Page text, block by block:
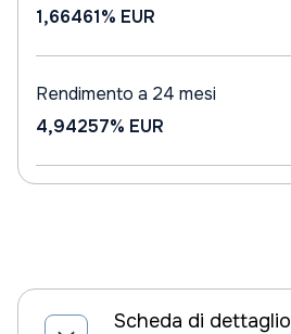
1,66461% EUR
Rendimento a 24 mesi
4,94257% EUR
Scheda di dettaglio